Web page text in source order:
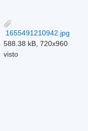
1655491210942.jpg
588.38 kB, 720x960
visto